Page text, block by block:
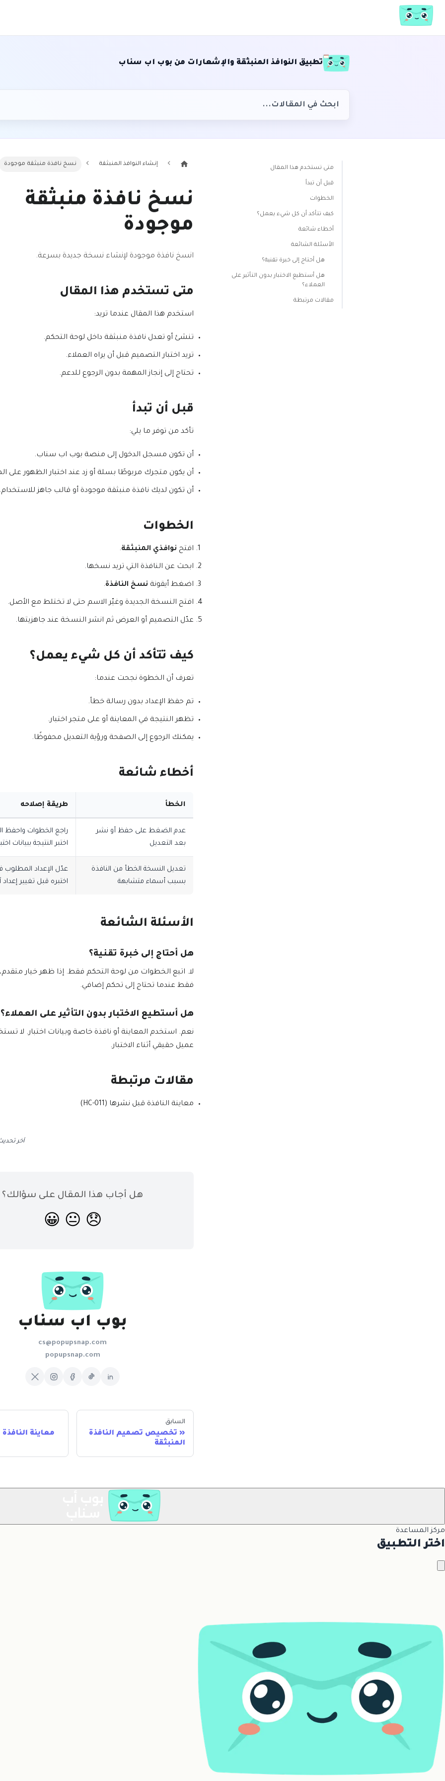
تطبيق النوافذ المنبثقة والإشعارات من بوب اب سناب
إنشاء النوافذ المنبثقة نسخ نافذة منبثقة موجودة
نسخ نافذة منبثقة
موجودة
انسخ نافذة موجودة لإنشاء نسخة جديدة بسرعة.
متى تستخدم هذا المقال
استخدم هذا المقال عندما تريد:
تنشئ أو تعدل نافذة منبثقة داخل لوحة التحكم.
تريد اختبار التصميم قبل أن يراه العملاء.
تحتاج إلى إنجاز المهمة بدون الرجوع للدعم.
قبل أن تبدأ
تأكد من توفر ما يلي:
أن تكون مسجل الدخول إلى منصة بوب اب سناب.
أن يكون متجرك مربوطًا بسلة أو زد عند اختبار الظهور على
أن تكون لديك نافذة منبثقة موجودة أو قالب جاهز
الخطوات
افتح نوافذي المنبثقة.
ابحث عن النافذة التي تريد نسخها.
اضغط أيقونة نسخ النافذة.
افتح النسخة الجديدة وغيّر الاسم حتى لا تختلط مع الأصل.
عدّل التصميم أو العرض ثم انشر النسخة عند جاهزيتها.
كيف تتأكد أن كل شيء يعمل؟
تعرف أن الخطوة نجحت عندما:
تم حفظ الإعداد بدون رسالة خطأ.
تظهر النتيجة في المعاينة أو على متجر اختبار.
يمكنك الرجوع إلى الصفحة ورؤية التعديل محفوظًا.
أخطاء شائعة
الخطأ طريقة إصلاحه
عدم الضغط على حفظ أو نشر
بعد التعديل
راجع الخطوات واحفظ
اختبر النتيجة ببيانات
تعديل النسخة الخطأ من النافذة
بسبب أسماء متشابهة
عدّل الإعداد المطلوب
اختبره قبل تغيير إعداد
الأسئلة الشائعة
هل أحتاج إلى خبرة تقنية؟
لا. اتبع الخطوات من لوحة التحكم فقط. إذا ظهر خيار
فقط عندما تحتاج إلى تحكم إضافي.
هل أستطيع الاختبار بدون التأثير على العملاء؟
نعم. استخدم المعاينة أو نافذة خاصة وبيانات اختبار. لا
عميل حقيقي أثناء الاختبار.
مقالات مرتبطة
معاينة النافذة قبل نشرها (HC-011)
آخر
هل أجاب هذا المقال على سؤالك؟
😞
😐
😀
بوب اب سناب
cs@popupsnap.com
popupsnap.com
السابق
تخصيص تصميم النافذة
المنبثقة
معاينة
متى تستخدم هذا المقال
قبل أن تبدأ
الخطوات
كيف تتأكد أن كل شيء يعمل؟
أخطاء شائعة
الأسئلة الشائعة
هل أحتاج إلى خبرة تقنية؟
هل أستطيع الاختبار بدون التأثير على
العملاء؟
مقالات مرتبطة
مركز المساعدة
اختر التطبيق